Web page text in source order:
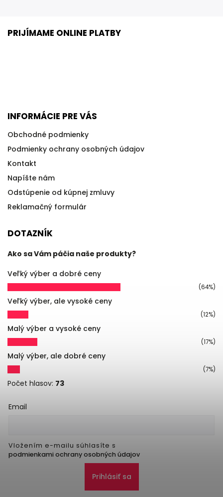
PRIJÍMAME ONLINE PLATBY
INFORMÁCIE PRE VÁS
Obchodné podmienky
Podmienky ochrany osobných údajov
Kontakt
Napíšte nám
Odstúpenie od kúpnej zmluvy
Reklamačný formulár
DOTAZNÍK
Ako sa Vám páčia naše produkty?
Veľký výber a dobré ceny
(64%)
Veľký výber, ale vysoké ceny
(12%)
Malý výber a vysoké ceny
(17%)
Malý výber, ale dobré ceny
(7%)
Počet hlasov: 73
Email
Vložením e-mailu súhlasíte s
podmienkami ochrany osobných údajov
Prihlásiť sa